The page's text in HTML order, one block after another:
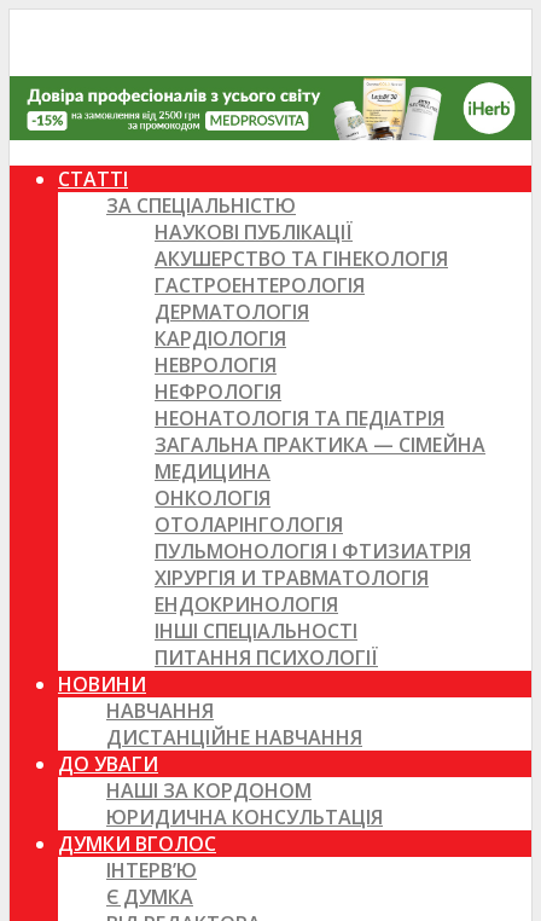
СТАТТІ
ЗА СПЕЦІАЛЬНІСТЮ
НАУКОВІ ПУБЛІКАЦІЇ
АКУШЕРСТВО ТА ГІНЕКОЛОГІЯ
ГАСТРОЕНТЕРОЛОГІЯ
ДЕРМАТОЛОГІЯ
КАРДІОЛОГІЯ
НЕВРОЛОГІЯ
НЕФРОЛОГІЯ
НЕОНАТОЛОГІЯ ТА ПЕДІАТРІЯ
ЗАГАЛЬНА ПРАКТИКА — СІМЕЙНА
МЕДИЦИНА
ОНКОЛОГІЯ
ОТОЛАРІНГОЛОГІЯ
ПУЛЬМОНОЛОГІЯ І ФТИЗИАТРІЯ
ХІРУРГІЯ И ТРАВМАТОЛОГІЯ
ЕНДОКРИНОЛОГІЯ
ІНШІ СПЕЦІАЛЬНОСТІ
ПИТАННЯ ПСИХОЛОГІЇ
НОВИНИ
НАВЧАННЯ
ДИСТАНЦІЙНЕ НАВЧАННЯ
ДО УВАГИ
НАШІ ЗА КОРДОНОМ
ЮРИДИЧНА КОНСУЛЬТАЦІЯ
ДУМКИ ВГОЛОС
ІНТЕРВ’Ю
Є ДУМКА